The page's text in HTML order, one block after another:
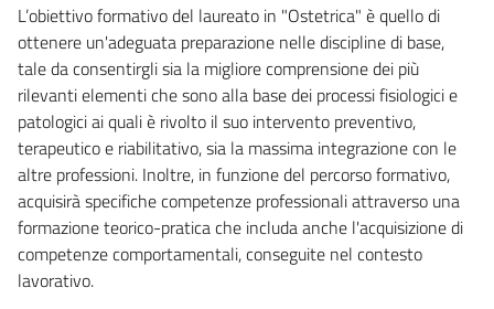
L’obiettivo formativo del laureato in "Ostetrica" è quello di
ottenere un'adeguata preparazione nelle discipline di base,
tale da consentirgli sia la migliore comprensione dei più
rilevanti elementi che sono alla base dei processi fisiologici e
patologici ai quali è rivolto il suo intervento preventivo,
terapeutico e riabilitativo, sia la massima integrazione con le
altre professioni. Inoltre, in funzione del percorso formativo,
acquisirà specifiche competenze professionali attraverso una
formazione teorico-pratica che includa anche l'acquisizione di
competenze comportamentali, conseguite nel contesto
lavorativo.